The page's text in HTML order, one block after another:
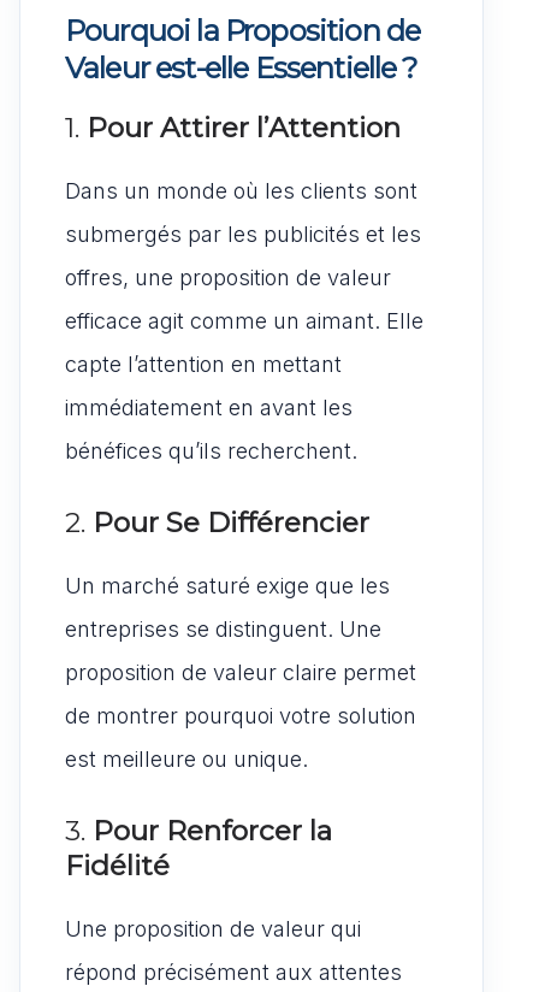
Pourquoi la Proposition de
Valeur est-elle Essentielle ?
1. Pour Attirer l’Attention
Dans un monde où les clients sont
submergés par les publicités et les
offres, une proposition de valeur
efficace agit comme un aimant. Elle
capte l’attention en mettant
immédiatement en avant les
bénéfices qu’ils recherchent.
2. Pour Se Différencier
Un marché saturé exige que les
entreprises se distinguent. Une
proposition de valeur claire permet
de montrer pourquoi votre solution
est meilleure ou unique.
3. Pour Renforcer la
Fidélité
Une proposition de valeur qui
répond précisément aux attentes